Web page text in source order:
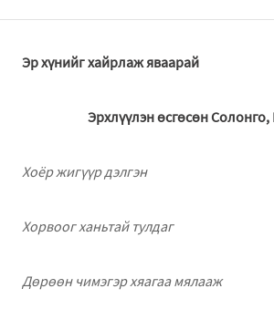
Эр хүнийг хайрлаж яваарай
Эрхлүүлэн өсгөсөн
Хоёр жигүүр дэлгэн
Хорвоог ханьтай тулдаг
Дөрөөн чимэгэр хяагаа мялааж